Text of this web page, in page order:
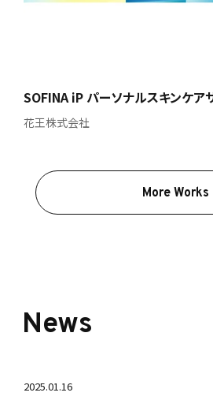
SOFINA iP パーソナルスキンケア
花王株式会社
More Works
News
2025.01.16